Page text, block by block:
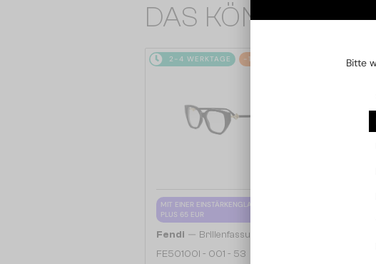
DAS KÖNNTE SIE
2-4 WERKTAGE -15%
MIT EINER EINSTÄRKENGLASLINSE
PLUS 65 EUR
Fendi — Brillenfassungen
FE50100I - 001 - 53
2-4
MIT EINER
Bitte